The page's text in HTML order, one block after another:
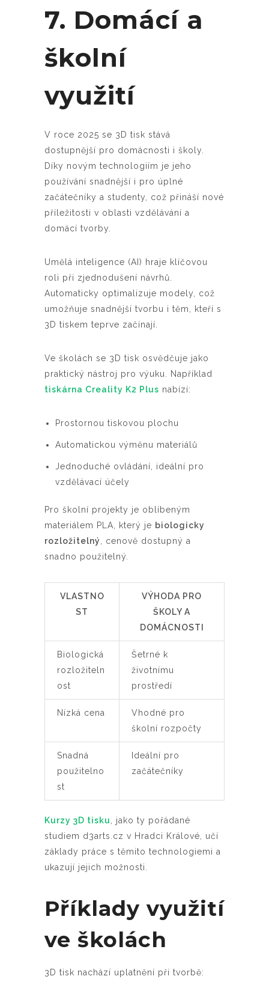
7. Domácí a
školní
využití
V roce 2025 se 3D tisk stává
dostupnější pro domácnosti i školy.
Díky novým technologiím je jeho
používání snadnější i pro úplné
začátečníky a studenty, což přináší nové
příležitosti v oblasti vzdělávání a
domácí tvorby.
Umělá inteligence (AI) hraje klíčovou
roli při zjednodušení návrhů.
Automaticky optimalizuje modely, což
umožňuje snadnější tvorbu i těm, kteří s
3D tiskem teprve začínají.
Ve školách se 3D tisk osvědčuje jako
praktický nástroj pro výuku. Například
tiskárna Creality K2 Plus nabízí:
Prostornou tiskovou plochu
Automatickou výměnu materiálů
Jednoduché ovládání, ideální pro
vzdělávací účely
Pro školní projekty je oblíbeným
materiálem PLA, který je biologicky
rozložitelný, cenově dostupný a
snadno použitelný.
VLASTNO
ST
VÝHODA PRO
ŠKOLY A
DOMÁCNOSTI
Biologická
rozložiteln
ost
Šetrné k
životnímu
prostředí
Nízká cena
Vhodné pro
školní rozpočty
Snadná
použitelno
st
Ideální pro
začátečníky
Kurzy 3D tisku, jako ty pořádané
studiem d3arts.cz v Hradci Králové, učí
základy práce s těmito technologiemi a
ukazují jejich možnosti.
Příklady využití
ve školách
3D tisk nachází uplatnění při tvorbě: